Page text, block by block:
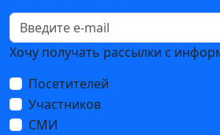
Хочу получать рассылки с
Посетителей
Участников
СМИ